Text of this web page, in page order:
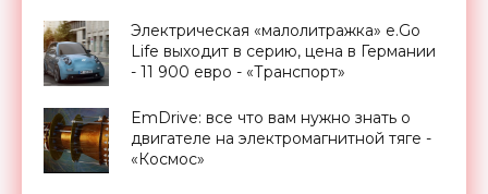
Электрическая «малолитражка» e.Go
Life выходит в серию, цена в Германии
- 11 900 евро - «Транспорт»
EmDrive: все что вам нужно знать о
двигателе на электромагнитной тяге -
«Космос»